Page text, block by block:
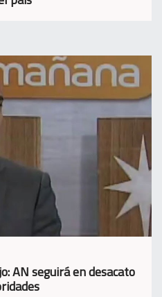
AN seguirá en desacato